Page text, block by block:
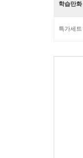
학습만
특가세